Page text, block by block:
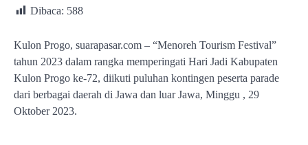
Dibaca: 588
Kulon Progo, suarapasar.com – “Menoreh Tourism Festival”
tahun 2023 dalam rangka memperingati Hari Jadi Kabupaten
Kulon Progo ke-72, diikuti puluhan kontingen peserta parade
dari berbagai daerah di Jawa dan luar Jawa, Minggu , 29
Oktober 2023.